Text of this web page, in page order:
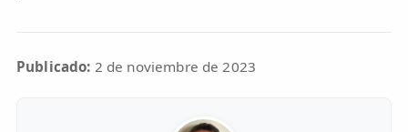
Publicado: 2 de noviembre de 2023